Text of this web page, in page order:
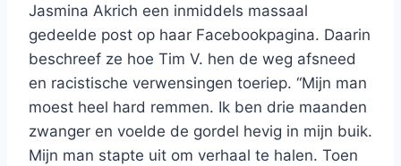
Jasmina Akrich een inmiddels massaal
gedeelde post op haar Facebookpagina. Daarin
beschreef ze hoe Tim V. hen de weg afsneed
en racistische verwensingen toeriep. “Mijn man
moest heel hard remmen. Ik ben drie maanden
zwanger en voelde de gordel hevig in mijn buik.
Mijn man stapte uit om verhaal te halen. Toen